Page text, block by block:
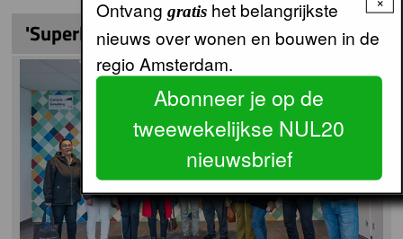
'Superblij' met plek in Iraanse woongroep
Ontvang gratishet belangrijkste
nieuws over wonen en bouwen in de
regio Amsterdam.
Abonneer je op de
tweewekelijkse NUL20
nieuwsbrief